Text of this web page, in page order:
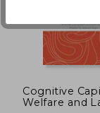
Cognitive
Welfare and